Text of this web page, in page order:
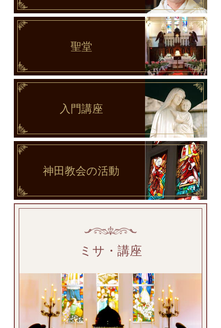
聖堂
入門講座
神田教会の活動
ミサ・講座